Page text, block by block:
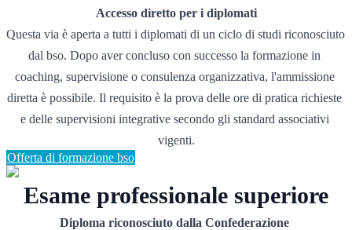
Accesso diretto per i diplomati
Questa via è aperta a tutti i diplomati di un ciclo di studi riconosciuto
dal bso. Dopo aver concluso con successo la formazione in
coaching, supervisione o consulenza organizzativa, l'ammissione
diretta è possibile. Il requisito è la prova delle ore di pratica richieste
e delle supervisioni integrative secondo gli standard associativi
vigenti.
Offerta di formazione bso
Esame professionale superiore
Diploma riconosciuto dalla Confederazione